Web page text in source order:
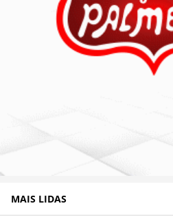
MAIS LIDAS